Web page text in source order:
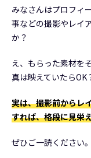
みなさんはプロフィ
事などの撮影やレイ
か？
え、もらった素材を
真は映えていたらOK
実は、撮影前からレ
すれば、格段に見栄
ぜひご一読ください。